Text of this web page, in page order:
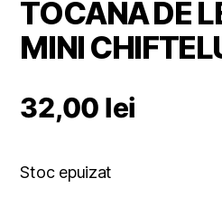
TOCANA DE
MINI
32,00 lei
Stoc epuizat